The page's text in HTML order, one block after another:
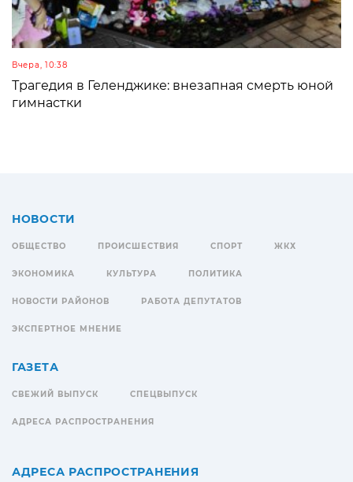
Вчера, 10:38
Трагедия в Геленджике: внезапная смерть юной
гимнастки
НОВОСТИ
ОБЩЕСТВО ПРОИСШЕСТВИЯ СПОРТ ЖКХ
ЭКОНОМИКА КУЛЬТУРА ПОЛИТИКА
НОВОСТИ РАЙОНОВ РАБОТА ДЕПУТАТОВ
ЭКСПЕРТНОЕ МНЕНИЕ
ГАЗЕТА
СВЕЖИЙ ВЫПУСК СПЕЦВЫПУСК
АДРЕСА РАСПРОСТРАНЕНИЯ
АДРЕСА РАСПРОСТРАНЕНИЯ